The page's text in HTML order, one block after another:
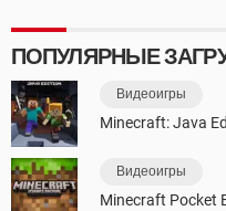
ПОПУЛЯРНЫЕ
Видеоигры
Minecraft: Java
Видеоигры
Minecraft Pocket